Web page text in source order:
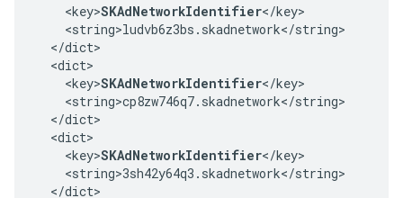
    <key>
SKAdNetworkIdentifier</key>
    <string>ludvb6z3bs.skadnetwork</string>
  </dict>
  <dict>
    <key>
SKAdNetworkIdentifier</key>
    <string>cp8zw746q7.skadnetwork</string>
  </dict>
  <dict>
    <key>
SKAdNetworkIdentifier</key>
    <string>3sh42y64q3.skadnetwork</string>
  </dict>